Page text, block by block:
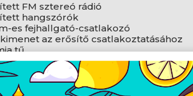
FM sztereó rádió
hangszórók
es fejhallgató-csatlakozó
az erősítő csatlakoztatásához
tű
bakelit: 33 1/3, 45 és 78 RPM
mérete: 320 x 295 x 145 mm
súlya: 2,5 kg